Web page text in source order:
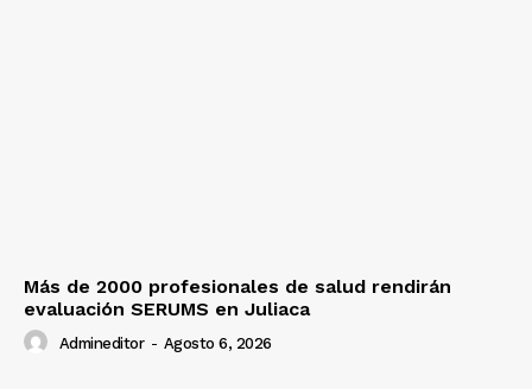
Más de 2000 profesionales de salud rendirán
evaluación SERUMS en Juliaca
Admineditor - Agosto 6, 2026